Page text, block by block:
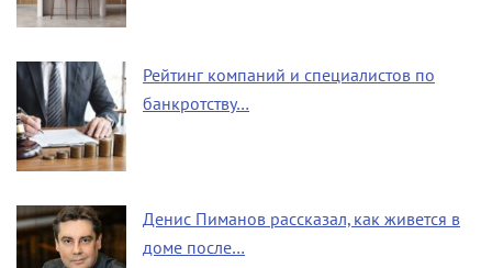
Рейтинг компаний и специалистов по
банкротству…
Денис Пиманов рассказал, как живется в
доме после…